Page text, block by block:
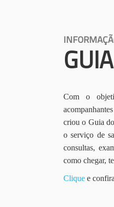
Com o
criou o Guia
o serviço de
consultas,
como chegar,
Clique e